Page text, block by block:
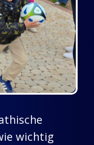
wichtig